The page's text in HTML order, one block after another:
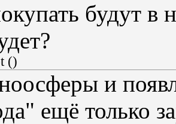
будут в
()
и
ещё только